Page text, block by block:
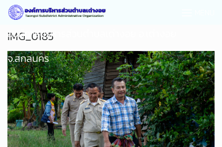
องค์การบริหารส่วนตำบลเต่างอย อ.เต่างอย
จ.สกลนคร
IMG_0185